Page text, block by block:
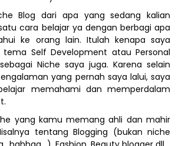
Blog dari apa yang sedang kalian
cara belajar ya dengan berbagi apa
ke orang lain. Itulah kenapa saya
tema Self Development atau Personal
Niche saya juga. Karena selain
yang pernah saya lalui, saya
memahami dan memperdalam
yang kamu memang ahli dan mahir
tentang Blogging (bukan niche